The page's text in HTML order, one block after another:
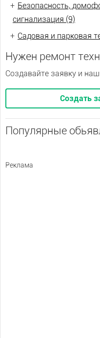
+ Безопасность,
сигнализация (9)
+ Садовая и парковая
Нужен ремонт
Создавайте заявку и
Создать
Популярные
Реклама